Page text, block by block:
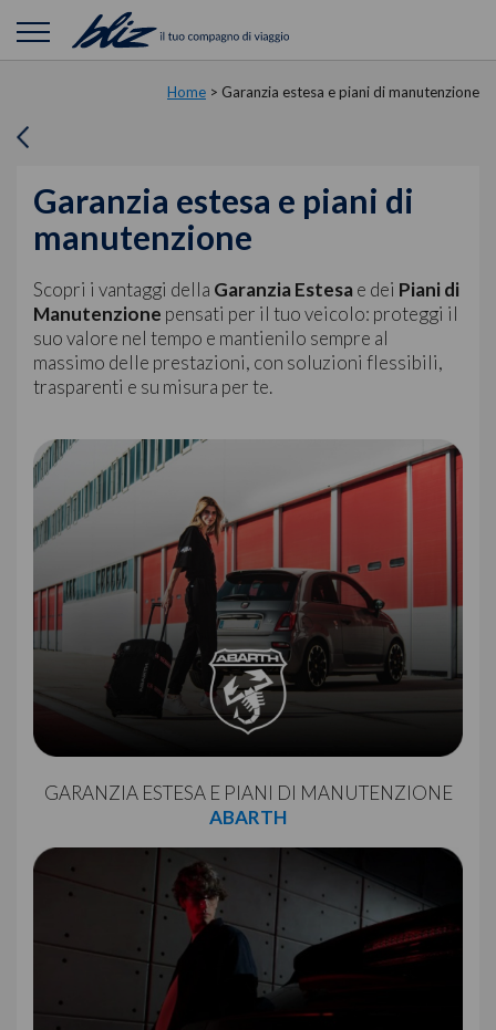
Home > Garanzia estesa e piani di manutenzione
Garanzia estesa e piani di
manutenzione
Scopri i vantaggi della Garanzia Estesa e dei Piani di
Manutenzione pensati per il tuo veicolo: proteggi il
suo valore nel tempo e mantienilo sempre al
massimo delle prestazioni, con soluzioni flessibili,
trasparenti e su misura per te.
GARANZIA ESTESA E PIANI DI MANUTENZIONE
ABARTH